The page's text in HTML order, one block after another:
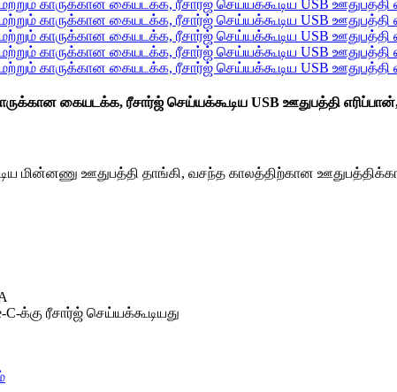
கையடக்க, ரீசார்ஜ் செய்யக்கூடிய USB ஊதுபத்தி எரிப்பான்,
மின்னணு ஊதுபத்தி தாங்கி, வசந்த காலத்திற்கான
C-க்கு ரீசார்ஜ் செய்யக்கூடியது